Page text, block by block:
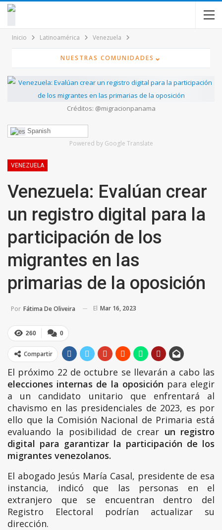
contenido
Inicio Latinoamérica Venezuela
NUESTRAS COMUNIDADES ⌄
Créditos: @migracionpanama
Spanish
Powered by Google Translate
VENEZUELA
Venezuela: Evalúan crear
un registro digital para la
participación de los
migrantes en las
primarias de la oposición
Por Fátima De Oliveira El Mar 16, 2023
0
260
Compartir
El próximo 22 de octubre se llevarán a cabo las
elecciones internas de la oposición para elegir
a un candidato unitario que enfrentará al
chavismo en las presidenciales de 2023, es por
ello que la Comisión Nacional de Primaria está
evaluando la posibilidad de crear un registro
digital para garantizar la participación de los
migrantes venezolanos.
El abogado Jesús María Casal, presidente de esa
instancia, indicó que las personas en el
extranjero que se encuentran dentro del
Registro Electoral podrían actualizar su
dirección.